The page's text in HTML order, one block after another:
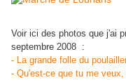
Voir ici des photos que j'ai
septembre 2008 :
- La grande folle du
- Qu'est-ce que tu me